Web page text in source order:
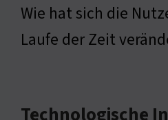
Wie hat sich die
Laufe der Zeit